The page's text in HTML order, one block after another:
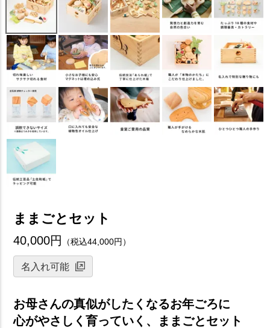
ままごとセット
40,000円 （税込44,000円）
名入れ可能
お母さんの真似がしたくなるお年ごろに
心がやさしく育っていく、ままごとセット